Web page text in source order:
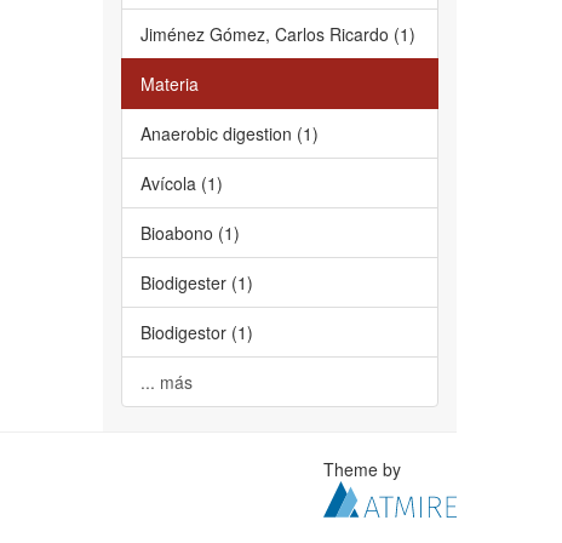
Jiménez Gómez, Carlos Ricardo (1)
Materia
Anaerobic digestion (1)
Avícola (1)
Bioabono (1)
Biodigester (1)
Biodigestor (1)
... más
Theme by